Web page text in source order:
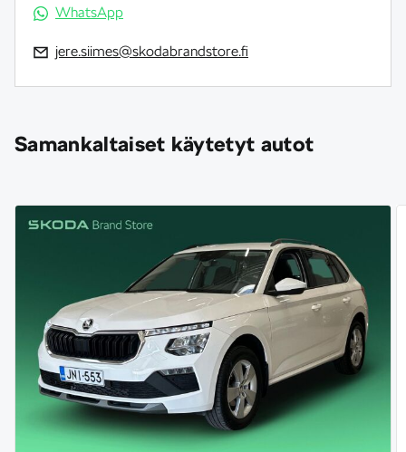
WhatsApp
jere.siimes@skodabrandstore.fi
Samankaltaiset käytetyt autot